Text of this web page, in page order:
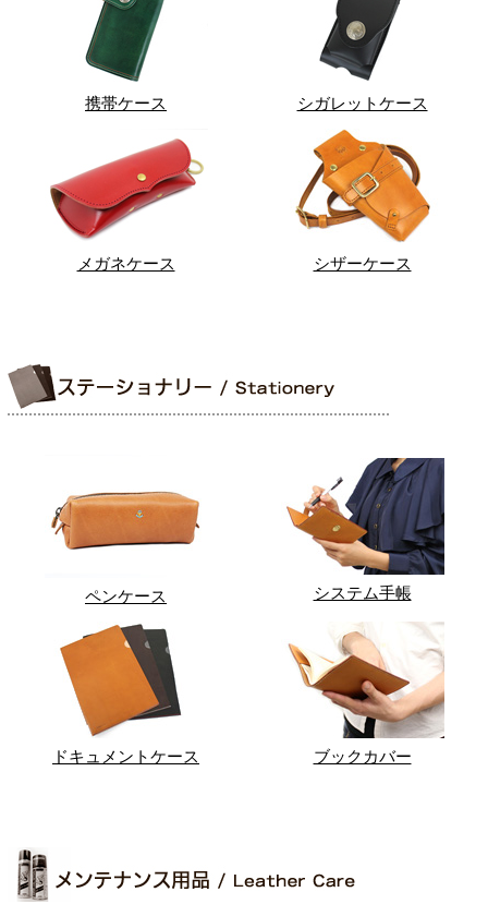
携帯ケース シガレットケース
メガネケース シザーケース
ペンケース システム手帳
ドキュメントケース ブックカバー